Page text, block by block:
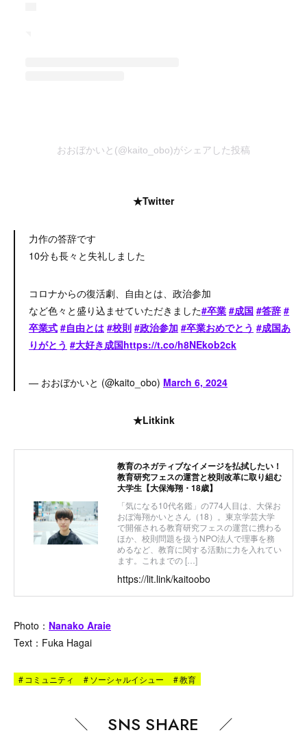
おおぼかいと(@kaito_obo)がシェアした投稿
★Twitter
力作の答辞です
10分も長々と失礼しました
コロナからの復活劇、自由とは、政治参加
など色々と盛り込ませていただきました#卒業 #成国 #答辞 #
卒業式 #自由とは #校則 #政治参加 #卒業おめでとう #成国あ
りがとう #大好き成国https://t.co/h8NEkob2ck
— おおぼかいと (@kaito_obo) March 6, 2024
★Litkink
教育のネガティブなイメージを払拭したい！
教育研究フェスの運営と校則改革に取り組む
大学生【大保海翔・18歳】
「気になる10代名鑑」の774人目は、大保お
おぼ海翔かいとさん（18）。東京学芸大学
で開催される教育研究フェスの運営に携わる
ほか、校則問題を扱うNPO法人で理事を務
めるなど、教育に関する活動に力を入れてい
ます。これまでの […]
https://lit.link/kaitoobo
Photo： Nanako Araie
Text：Fuka Hagai
# コミュニティ #ソーシャルイシュー #教育
SNS SHARE